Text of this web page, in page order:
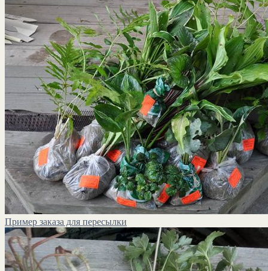
Пример заказа для пересылки